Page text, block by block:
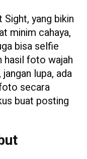
yang bikin
minim cahaya,
bisa selfie
hasil foto wajah
lupa, ada
secara
buat posting